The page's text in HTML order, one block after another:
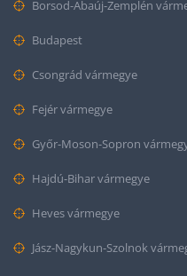
Borsod-Abaúj-Zemplén
Budapest
Csongrád vármegye
Fejér vármegye
Győr-Moson-Sopron
Hajdú-Bihar vármegye
Heves vármegye
Jász-Nagykun-Szolnok